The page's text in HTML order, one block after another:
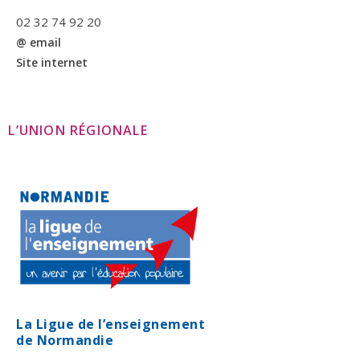
02 32 74 92 20
@ email
Site internet
L’UNION RÉGIONALE
La Ligue de l’enseignement
de Normandie